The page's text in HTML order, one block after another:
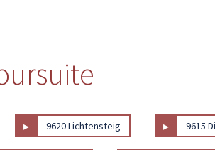
▸ 9620 Lichtensteig ▸ 9615